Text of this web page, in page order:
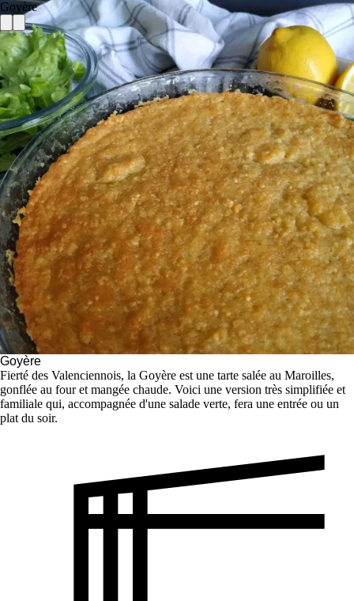
Goyère
Goyère
Fierté des Valenciennois, la Goyère est une tarte salée au Maroilles,
gonflée au four et mangée chaude. Voici une version très simplifiée et
familiale qui, accompagnée d'une salade verte, fera une entrée ou un
plat du soir.